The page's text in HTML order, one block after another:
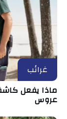
غرائب
ماذا يفعل
عروس